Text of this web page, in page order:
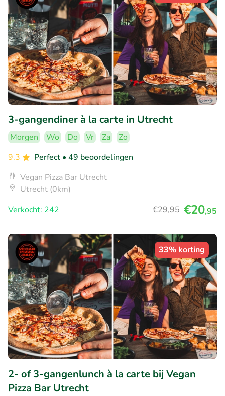
3-gangendiner à la carte in Utrecht
Morgen Wo Do Vr Za
Zo
9.3
Perfect • 49 beoordelingen
Vegan Pizza Bar Utrecht
Utrecht (0km)
Verkocht: 242
€29,95 €20,95
33% korting
2- of 3-gangenlunch à la carte bij Vegan
Pizza Bar Utrecht